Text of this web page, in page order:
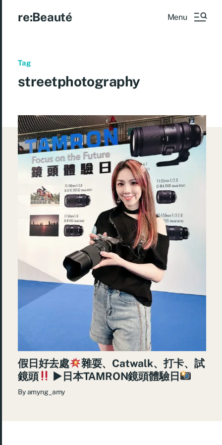
re:Beauté Menu
Tag
streetphotography
假日好去處
雜耍、Catwalk、打卡、試
鏡頭
►日本TAMRON鏡頭體驗日
Byamyng_amy